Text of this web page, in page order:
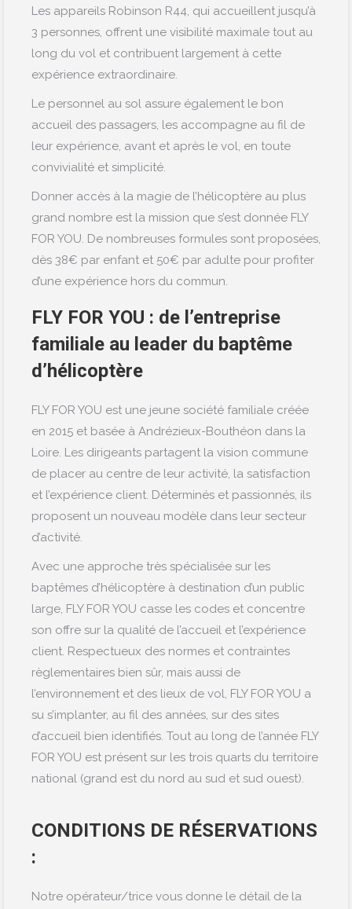
Les appareils Robinson R44, qui accueillent jusqu’à
3 personnes, offrent une visibilité maximale tout au
long du vol et contribuent largement à cette
expérience extraordinaire.
Le personnel au sol assure également le bon
accueil des passagers, les accompagne au fil de
leur expérience, avant et après le vol, en toute
convivialité et simplicité.
Donner accès à la magie de l’hélicoptère au plus
grand nombre est la mission que s’est donnée FLY
FOR YOU. De nombreuses formules sont proposées,
dès 38€ par enfant et 50€ par adulte pour profiter
d’une expérience hors du commun.
FLY FOR YOU : de l’entreprise
familiale au leader du baptême
d’hélicoptère
FLY FOR YOU est une jeune société familiale créée
en 2015 et basée à Andrézieux-Bouthéon dans la
Loire. Les dirigeants partagent la vision commune
de placer au centre de leur activité, la satisfaction
et l’expérience client. Déterminés et passionnés, ils
proposent un nouveau modèle dans leur secteur
d’activité.
Avec une approche très spécialisée sur les
baptêmes d’hélicoptère à destination d’un public
large, FLY FOR YOU casse les codes et concentre
son offre sur la qualité de l’accueil et l’expérience
client. Respectueux des normes et contraintes
règlementaires bien sûr, mais aussi de
l’environnement et des lieux de vol, FLY FOR YOU a
su s’implanter, au fil des années, sur des sites
d’accueil bien identifiés. Tout au long de l’année FLY
FOR YOU est présent sur les trois quarts du territoire
national (grand est du nord au sud et sud ouest).
CONDITIONS DE RÉSERVATIONS
:
Notre opérateur/trice vous donne le détail de la